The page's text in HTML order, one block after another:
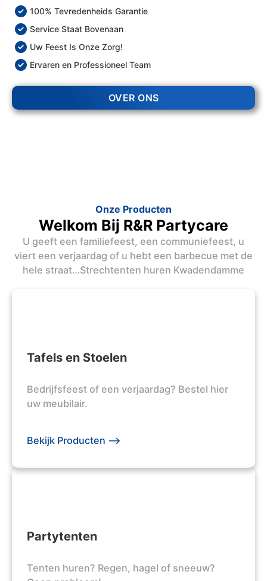
100% Tevredenheids Garantie
Service Staat Bovenaan
Uw Feest Is Onze Zorg!
Ervaren en Professioneel Team
OVER ONS
Onze Producten
Welkom Bij R&R Partycare
U geeft een familiefeest, een communiefeest, u
viert een verjaardag of u hebt een barbecue met de
hele straat…Strechtenten huren Kwadendamme
Tafels en Stoelen
Bedrijfsfeest of een verjaardag? Bestel hier
uw meubilair.
Bekijk Producten -->
Partytenten
Tenten huren? Regen, hagel of sneeuw?